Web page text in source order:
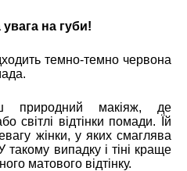
на губи!
темно-темно червона
природний макіяж, де
світлі відтінки помади. Їй
жінки, у яких смаглява
такому випадку і тіні краще
матового відтінку.